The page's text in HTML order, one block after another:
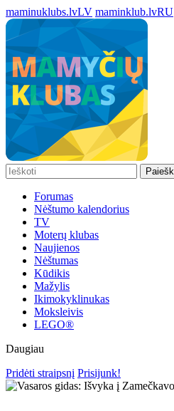
maminuklubs.lvLV maminklub.lvRU
Forumas
Nėštumo kalendorius
TV
Moterų klubas
Naujienos
Nėštumas
Kūdikis
Mažylis
Ikimokyklinukas
Moksleivis
LEGO®
Daugiau
Pridėti straipsnį Prisijunk!